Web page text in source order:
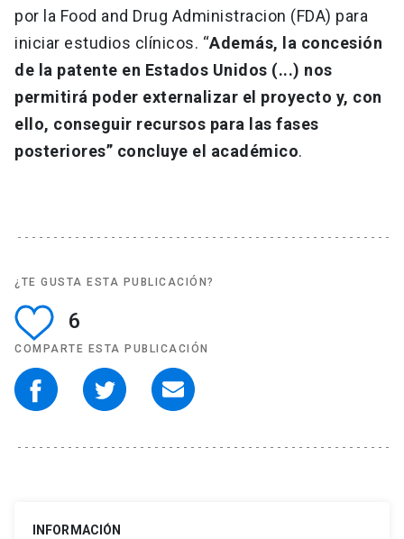
por la Food and Drug Administracion (FDA) para
iniciar estudios clínicos. “Además, la concesión
de la patente en Estados Unidos (...) nos
permitirá poder externalizar el proyecto y, con
ello, conseguir recursos para las fases
posteriores” concluye el académico.
¿TE GUSTA ESTA PUBLICACIÓN?
6
COMPARTE ESTA PUBLICACIÓN
INFORMACIÓN